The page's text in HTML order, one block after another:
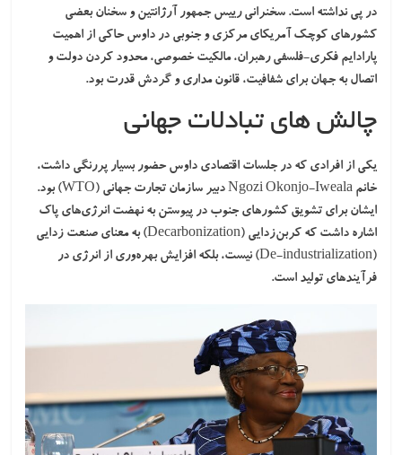
در پی نداشته است. سخنرانی رییس جمهور آرژانتین و سخنان بعضی
کشورهای کوچک آمریکای مرکزی و جنوبی در داوس حاکی از اهمیت
پارادایم فکری-فلسفی رهبران، مالکیت خصوصی، محدود کردن دولت و
اتصال به جهان برای شفافیت، قانون مداری و گردش قدرت بود.
چالش های تبادلات جهانی
یکی از افرادی که در جلسات اقتصادی داوس حضور بسیار پررنگی داشت،
خانم Ngozi Okonjo-Iweala دبیر
سازمان تجارت جهانی
(WTO) بود.
ایشان برای تشویق کشورهای جنوب در پیوستن به نهضت انرژی‌های پاک
اشاره داشت که کربن‌زدایی (Decarbonization) به معنای صنعت زدایی
(De-industrialization) نیست، بلکه
افزایش بهره‌وری از انرژی در
فرآیندهای تولید است.